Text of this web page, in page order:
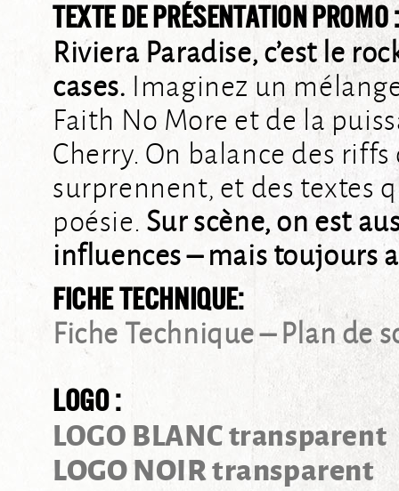
TEXTE DE PRÉSENTATION PROMO :
Riviera Paradise, c’est le
cases. Imaginez un
Faith No More et de la
Cherry. On balance des
surprennent, et des textes
poésie. Sur scène, on est
influences – mais toujours
FICHE TECHNIQUE:
Fiche Technique – Plan de
LOGO :
LOGO BLANC transparent
LOGO NOIR transparent